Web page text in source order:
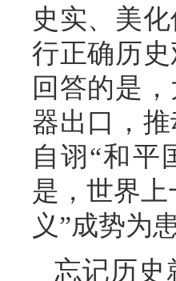
史实、美
行正确历
回答的是
器出口，
自诩“和平
是，世界
义”成势为
忘记历史